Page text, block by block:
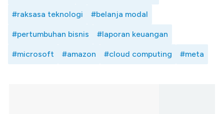
#raksasa teknologi #belanja modal
#pertumbuhan bisnis #laporan keuangan
#microsoft #amazon #cloud computing #meta